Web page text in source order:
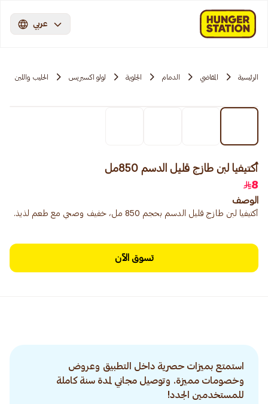
عربي
الرئيسية المقاضي الدمام الجلوية لولو اكسبريس الحليب واللبن
أكتيفيا لبن طازج قليل الدسم 850مل
8
الوصف
أكتيفيا لبن طازج قليل الدسم بحجم 850 مل، خفيف وصحي مع طعم لذيذ.
تسوق الآن
استمتع بميزات حصرية داخل التطبيق وعروض
وخصومات مميزة. وتوصيل مجاني لمدة سنة كاملة
للمستخدمين الجدد!